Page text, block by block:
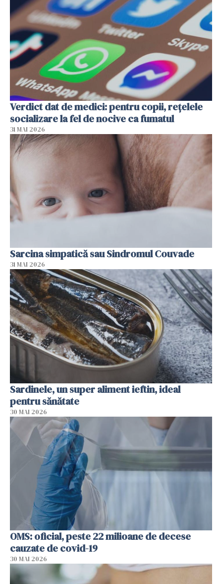
Verdict dat de medici: pentru copii, rețelele
socializare la fel de nocive ca fumatul
31 MAI 2026
Sarcina simpatică sau Sindromul Couvade
31 MAI 2026
Sardinele, un super aliment ieftin, ideal
pentru sănătate
30 MAI 2026
OMS: oficial, peste 22 milioane de decese
cauzate de covid-19
30 MAI 2026